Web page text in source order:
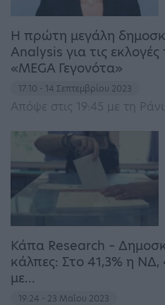
Η πρώτη μεγάλη
Analysis για τις
«MEGA Γεγονότα»
17:10 - 14 Σεπτεμβρίου 2023
Απόψε στις 19:45 με τη
Κάπα Research –
κάλπες: Στο 41,3% η ΝΔ,
με…
19:24 - 23 Μαΐου 2023